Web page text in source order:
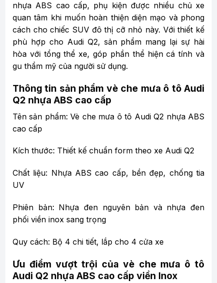
nhựa ABS cao cấp, phụ kiện được nhiều chủ xe
quan tâm khi muốn hoàn thiện diện mạo và phong
cách cho chiếc SUV đô thị cỡ nhỏ này. Với thiết kế
phù hợp cho Audi Q2, sản phẩm mang lại sự hài
hòa với tổng thể xe, góp phần thể hiện cá tính và
gu thẩm mỹ của người sử dụng.
Thông tin sản phẩm vè che mưa ô tô Audi
Q2 nhựa ABS cao cấp
Tên sản phẩm: Vè che mưa ô tô Audi Q2 nhựa ABS
cao cấp
Kích thước: Thiết kế chuẩn form theo xe Audi Q2
Chất liệu: Nhựa ABS cao cấp, bền đẹp, chống tia
UV
Phiên bản: Nhựa đen nguyên bản và nhựa đen
phối viền inox sang trọng
Quy cách: Bộ 4 chi tiết, lắp cho 4 cửa xe
Ưu điểm vượt trội của vè che mưa ô tô
Audi Q2 nhựa ABS cao cấp viền Inox